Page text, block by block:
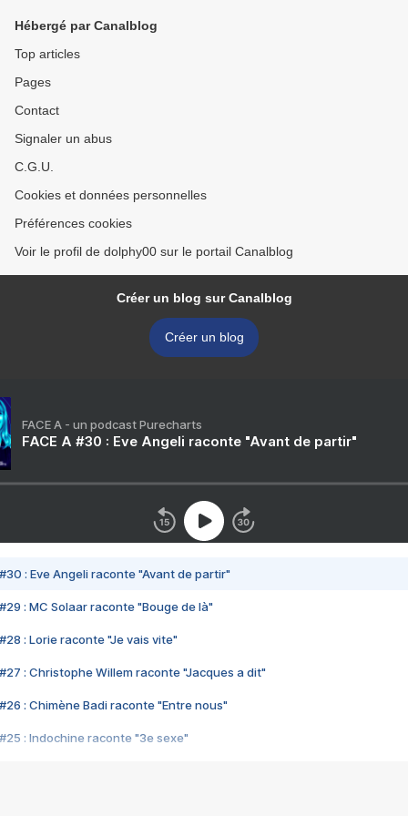
Hébergé par Canalblog
Top articles
Pages
Contact
Signaler un abus
C.G.U.
Cookies et données personnelles
Préférences cookies
Voir le profil de dolphy00 sur le portail Canalblog
Créer un blog sur Canalblog
Créer un blog
FACE A - un podcast Purecharts
FACE A #30 : Eve Angeli raconte "Avant de partir"
#30 : Eve Angeli raconte "Avant de partir"
#29 : MC Solaar raconte "Bouge de là"
#28 : Lorie raconte "Je vais vite"
#27 : Christophe Willem raconte "Jacques a dit"
#26 : Chimène Badi raconte "Entre nous"
#25 : Indochine raconte "3e sexe"